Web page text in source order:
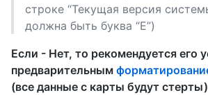
строке “Текущая версия
должна быть буква “E”)
Если - Нет, то рекомендуется его
предварительным
(все данные с карты будут стерты)